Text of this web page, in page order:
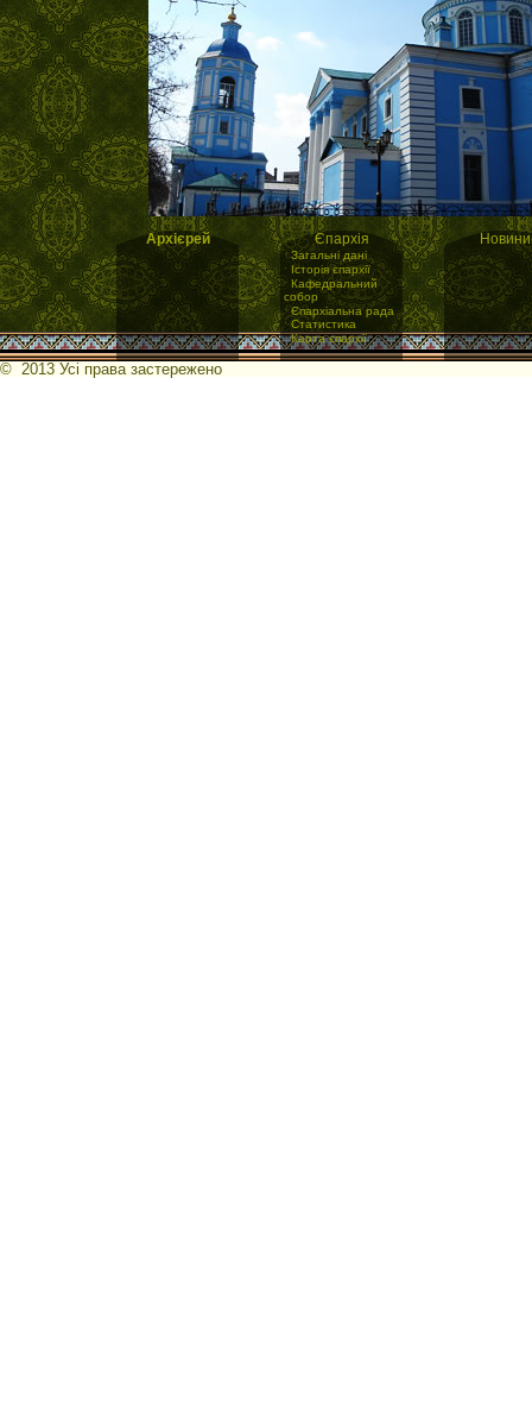
Архієрей Єпархія
·Загальні дані
·Історія єпархії
·Кафедральний
собор
·Єпархіальна рада
·Статистика
·Карта єпархії
Новини
© 2013 Усі права застережено